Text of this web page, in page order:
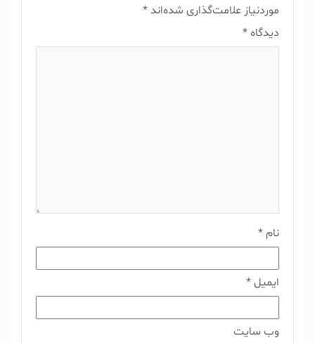
موردنیاز علامت‌گذاری شده‌اند *
دیدگاه *
نام *
ایمیل *
وب‌ سایت